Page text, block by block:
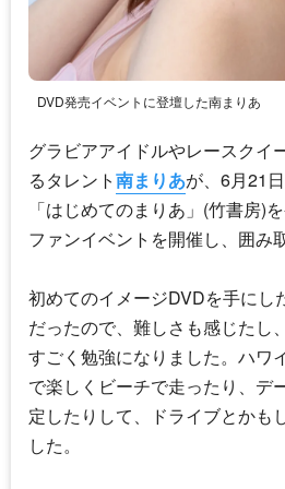
DVD発売イベントに登壇した南まりあ
グラビアアイドルやレースクイ
るタレント南まりあが、6月21
「はじめてのまりあ」(竹書房)
ファンイベントを開催し、囲み
初めてのイメージDVDを手にし
だったので、難しさも感じたし
すごく勉強になりました。ハワ
で楽しくビーチで走ったり、デ
定したりして、ドライブとかも
した。